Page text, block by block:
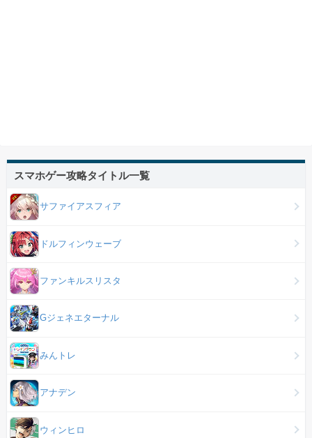
スマホゲー攻略タイトル一覧
サファイアスフィア
ドルフィンウェーブ
ファンキルスリスタ
Gジェネエターナル
みんトレ
アナデン
ウィンヒロ